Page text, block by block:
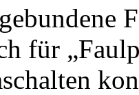
für